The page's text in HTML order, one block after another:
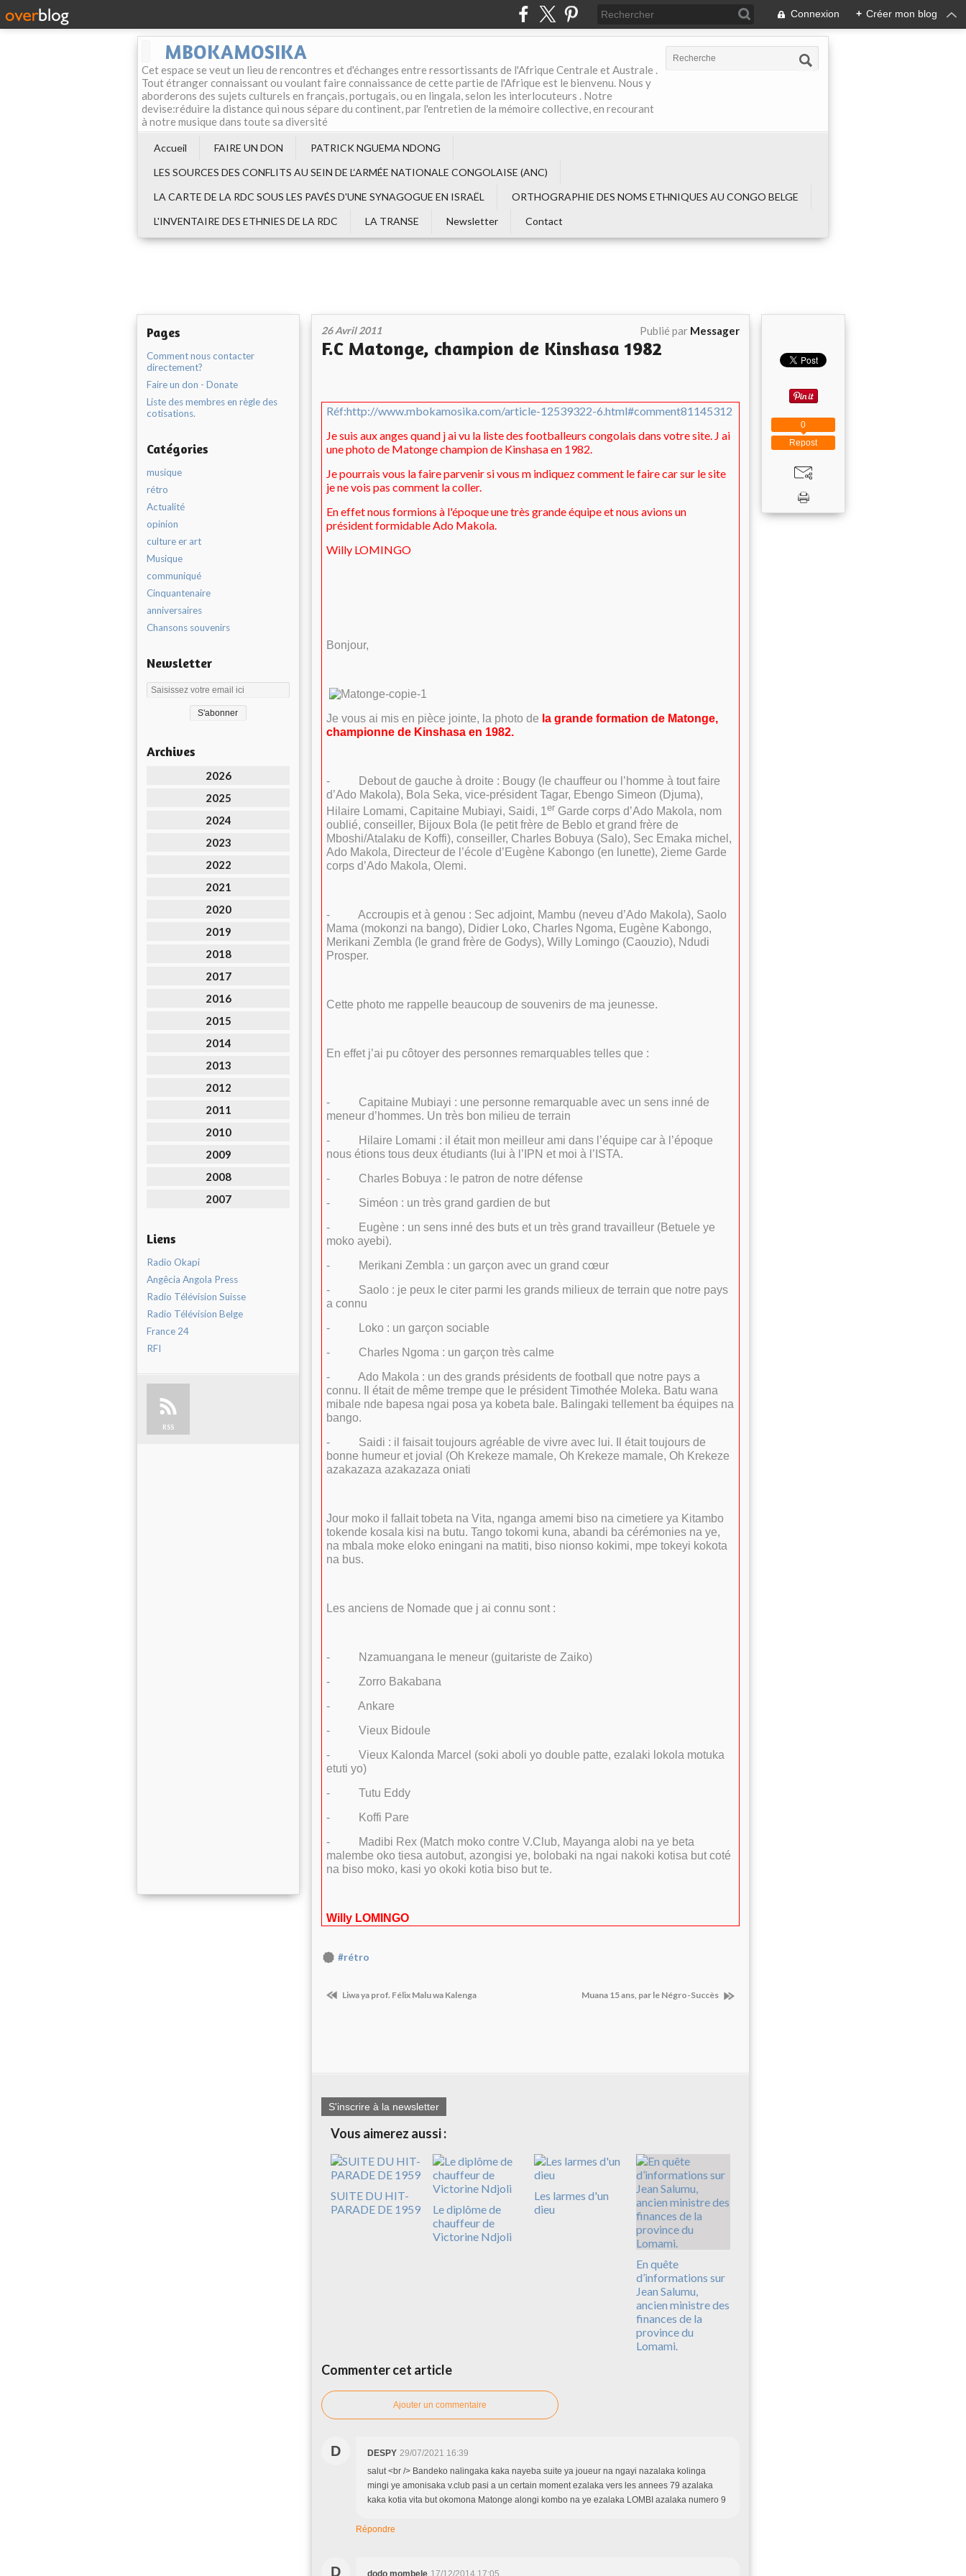
Connexion + Créer mon blog
MBOKAMOSIKA
Cet espace se veut un lieu de rencontres et d'échanges entre ressortissants de l'Afrique Centrale et Australe .
Tout étranger connaissant ou voulant faire connaissance de cette partie de l'Afrique est le bienvenu. Nous y
aborderons des sujets culturels en français, portugais, ou en lingala, selon les interlocuteurs . Notre
devise:réduire la distance qui nous sépare du continent, par l'entretien de la mémoire collective, en recourant
à notre musique dans toute sa diversité
Accueil FAIRE UN DON
PATRICK NGUEMA NDONG
LES SOURCES DES CONFLITS AU SEIN DE L‘ARMÉE NATIONALE CONGOLAISE (ANC)
LA CARTE DE LA RDC SOUS LES PAVÉS D'UNE SYNAGOGUE EN ISRAËL
ORTHOGRAPHIE DES NOMS ETHNIQUES AU CONGO BELGE
L'INVENTAIRE DES ETHNIES DE LA RDC
LA TRANSE Newsletter Contact
Pages
Comment nous contacter
directement?
Faire un don - Donate
Liste des membres en règle des
cotisations.
Catégories
musique
rétro
Actualité
opinion
culture er art
Musique
communiqué
Cinquantenaire
anniversaires
Chansons souvenirs
Newsletter
Archives
2026
2025
2024
2023
2022
2021
2020
2019
2018
2017
2016
2015
2014
2013
2012
2011
2010
2009
2008
2007
Liens
Radio Okapi
Angêcia Angola Press
Radio Télévision Suisse
Radio Télévision Belge
France 24
RFI
RSS
26 Avril 2011 Publié par Messager
F.C Matonge, champion de Kinshasa 1982
Réf:http://www.mbokamosika.com/article-12539322-6.html#comment81145312
Je suis aux anges quand j ai vu la liste des footballeurs congolais dans votre site. J ai
une photo de Matonge champion de Kinshasa en 1982.
Je pourrais vous la faire parvenir si vous m indiquez comment le faire car sur le site
je ne vois pas comment la coller.
En effet nous formions à l'époque une très grande équipe et nous avions un
président formidable Ado Makola.
Willy LOMINGO
Bonjour,
Je vous ai mis en pièce jointe, la photo de la grande formation de Matonge,
championne de Kinshasa en 1982.
-
Debout de gauche à droite : Bougy (le chauffeur ou l’homme à tout faire
d’Ado Makola), Bola Seka, vice-président Tagar, Ebengo Simeon (Djuma),
Hilaire Lomami, Capitaine Mubiayi, Saidi, 1 er Garde corps d’Ado Makola, nom
oublié, conseiller, Bijoux Bola (le petit frère de Beblo et grand frère de
Mboshi/Atalaku de Koffi), conseiller, Charles Bobuya (Salo), Sec Emaka michel,
Ado Makola, Directeur de l’école d’Eugène Kabongo (en lunette), 2ieme Garde
corps d’Ado Makola, Olemi.
-
Accroupis et à genou : Sec adjoint, Mambu (neveu d’Ado Makola), Saolo
Mama (mokonzi na bango), Didier Loko, Charles Ngoma, Eugène Kabongo,
Merikani Zembla (le grand frère de Godys), Willy Lomingo (Caouzio), Ndudi
Prosper.
Cette photo me rappelle beaucoup de souvenirs de ma jeunesse.
En effet j’ai pu côtoyer des personnes remarquables telles que :
-
Capitaine Mubiayi : une personne remarquable avec un sens inné de
meneur d’hommes. Un très bon milieu de terrain
-
Hilaire Lomami : il était mon meilleur ami dans l’équipe car à l’époque
nous étions tous deux étudiants (lui à l’IPN et moi à l’ISTA.
-
Charles Bobuya : le patron de notre défense
-
Siméon : un très grand gardien de but
-
Eugène : un sens inné des buts et un très grand travailleur (Betuele ye
moko ayebi).
-
Merikani Zembla : un garçon avec un grand cœur
-
Saolo : je peux le citer parmi les grands milieux de terrain que notre pays
a connu
-
Loko : un garçon sociable
-
Charles Ngoma : un garçon très calme
-
Ado Makola : un des grands présidents de football que notre pays a
connu. Il était de même trempe que le président Timothée Moleka. Batu wana
mibale nde bapesa ngai posa ya kobeta bale. Balingaki tellement ba équipes na
bango.
-
Saidi : il faisait toujours agréable de vivre avec lui. Il était toujours de
bonne humeur et jovial (Oh Krekeze mamale, Oh Krekeze mamale, Oh Krekeze
azakazaza azakazaza oniati
Jour moko il fallait tobeta na Vita, nganga amemi biso na cimetiere ya Kitambo
tokende kosala kisi na butu. Tango tokomi kuna, abandi ba cérémonies na ye,
na mbala moke eloko eningani na matiti, biso nionso kokimi, mpe tokeyi kokota
na bus.
Les anciens de Nomade que j ai connu sont :
-
Nzamuangana le meneur (guitariste de Zaiko)
-
Zorro Bakabana
-
Ankare
-
Vieux Bidoule
-
Vieux Kalonda Marcel (soki aboli yo double patte, ezalaki lokola motuka
etuti yo)
-
Tutu Eddy
-
Koffi Pare
-
Madibi Rex (Match moko contre V.Club, Mayanga alobi na ye beta
malembe oko tiesa autobut, azongisi ye, bolobaki na ngai nakoki kotisa but coté
na biso moko, kasi yo okoki kotia biso but te.
Willy LOMINGO
#rétro
Liwa ya prof. Félix Malu wa Kalenga Muana 15 ans, par le Négro-Succès
S'inscrire à la newsletter
Vous aimerez aussi :
SUITE DU HIT-
PARADE DE 1959
Le diplôme de
chauffeur de
Victorine Ndjoli
Les larmes d'un
dieu
En quête
d’informations sur
Jean Salumu,
ancien ministre des
finances de la
province du
Lomami.
Commenter cet article
Ajouter un commentaire
D DESPY 29/07/2021 16:39
salut <br /> Bandeko nalingaka kaka nayeba suite ya joueur na ngayi nazalaka kolinga
mingi ye amonisaka v.club pasi a un certain moment ezalaka vers les annees 79 azalaka
kaka kotia vita but okomona Matonge alongi kombo na ye ezalaka LOMBI azalaka numero 9
Répondre
D dodo mombele 17/12/2014 17:05
Repost
0